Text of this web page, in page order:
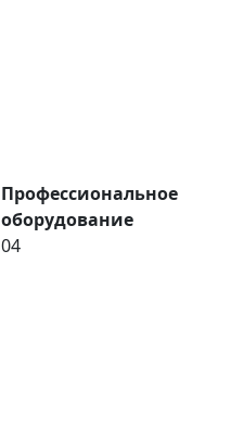
Профессиональное
оборудование
04